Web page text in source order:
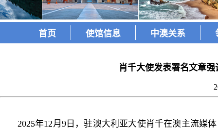
首页 使馆信息 中澳关系
肖千大使发表署名文章
2025年12月9日，驻澳大利亚大使肖千在澳主流媒